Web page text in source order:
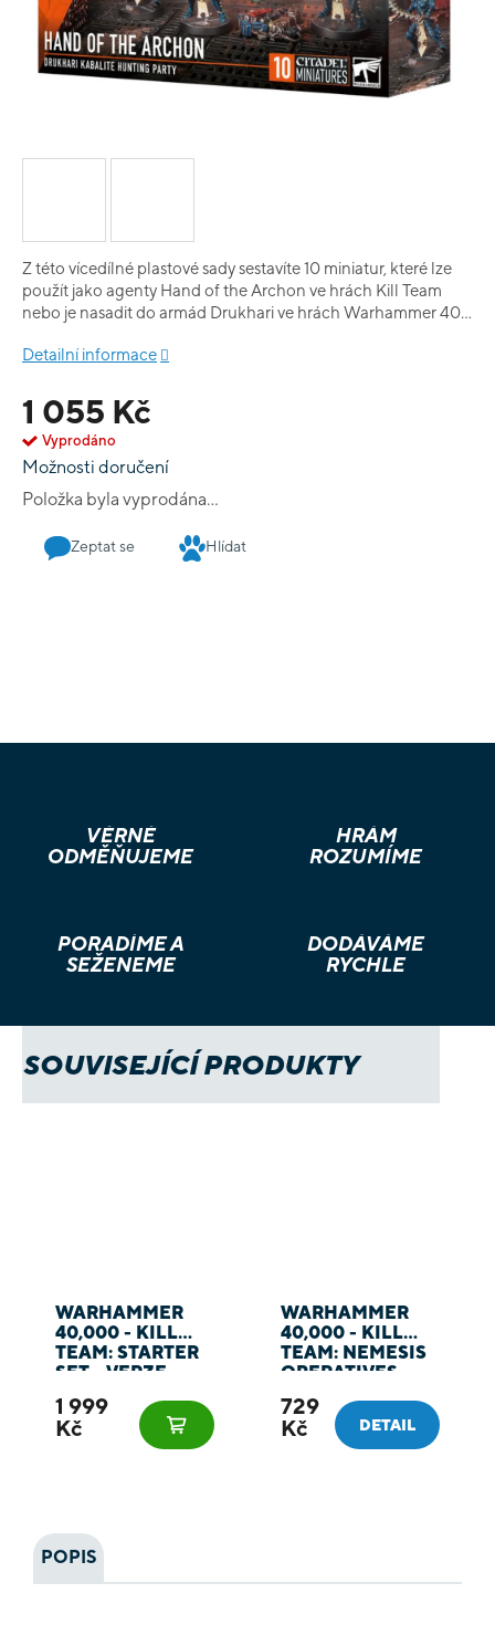
1 055 Kč
Vyprodáno
Možnosti doručení
Položka byla vyprodána…
Z této vícedílné plastové sady sestavíte 10 miniatur, které lze
použít jako agenty Hand of the Archon ve hrách Kill Team
nebo je nasadit do armád Drukhari ve hrách Warhammer 40
Detailní informace
Zeptat se Hlídat
VĚRNÉ
ODMĚŇUJEME
HRÁM
ROZUMÍME
PORADÍME A
SEŽENEME
DODÁVÁME
RYCHLE
SOUVISEJÍCÍ PRODUKTY
WARHAMMER
40,000 - KILL
TEAM: STARTER
SET - VERZE
1 999
Kč
WARHAMMER
40,000 - KILL
TEAM: NEMESIS
OPERATIVES
729
Kč
DETAIL
POPIS